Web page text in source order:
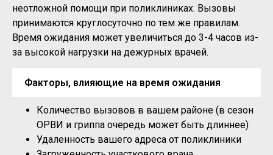
неотложной помощи при поликлиниках. Вызовы
принимаются круглосуточно по тем же правилам.
Время ожидания может увеличиться до 3-4 часов из-
за высокой нагрузки на дежурных врачей.
Факторы, влияющие на время ожидания
Количество вызовов в вашем районе (в сезон
ОРВИ и гриппа очередь может быть длиннее)
Удаленность вашего адреса от поликлиники